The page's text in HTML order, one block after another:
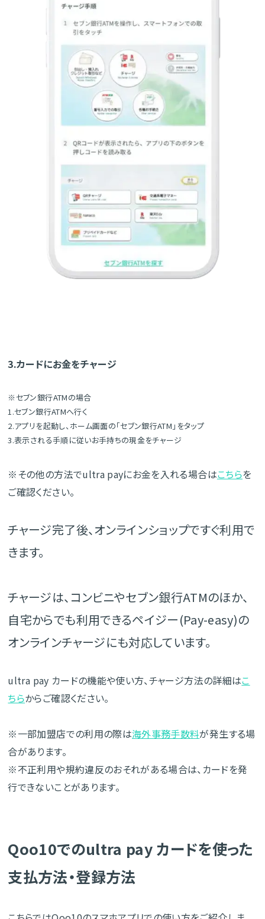
3.カードにお金をチャージ
※セブン銀行ATMの場合
1.セブン銀行ATMへ行く
2.アプリを起動し、ホーム画面の「セブン銀行ATM」をタップ
3.表示される手順に従いお手持ちの現金をチャージ
※その他の方法でultra payにお金を入れる場合はこちらを
ご確認ください。
チャージ完了後、オンラインショップですぐ利用で
きます。
チャージは、コンビニやセブン銀行ATMのほか、
自宅からでも利用できるペイジー(Pay-easy)の
オンラインチャージにも対応しています。
ultra pay カードの機能や使い方、チャージ方法の詳細はこ
ちらからご確認ください。
※一部加盟店での利用の際は海外事務手数料が発生する場
合があります。
※不正利用や規約違反のおそれがある場合は、カードを発
行できないことがあります。
Qoo10でのultra pay カードを使った
支払方法・登録方法